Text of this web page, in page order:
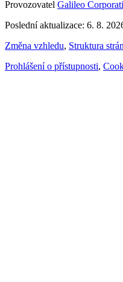
Provozovatel Galileo
Poslední aktualizace: 6. 8.
Změna vzhledu, Struktura
Prohlášení o přístupnosti,